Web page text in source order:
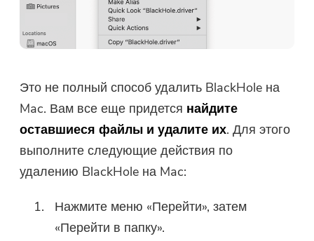
Это не полный способ удалить BlackHole на
Mac. Вам все еще придется найдите
оставшиеся файлы и удалите их. Для этого
выполните следующие действия по
удалению BlackHole на Mac:
Нажмите меню «Перейти», затем
«Перейти в папку».